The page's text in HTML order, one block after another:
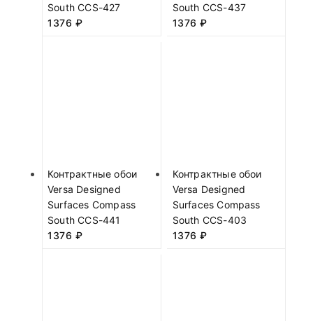
South CCS-427
1376 ₽
South CCS-437
1376 ₽
Контрактные обои
Versa Designed
Surfaces Compass
South CCS-441
1376 ₽
Контрактные обои
Versa Designed
Surfaces Compass
South CCS-403
1376 ₽